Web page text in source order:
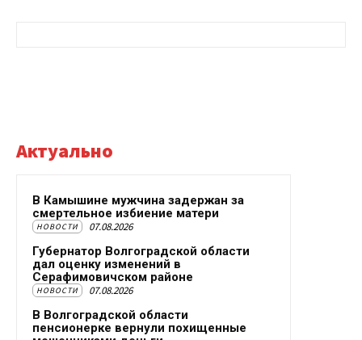
Актуально
В Камышине мужчина задержан за
смертельное избиение матери
НОВОСТИ 07.08.2026
Губернатор Волгоградской области
дал оценку изменений в
Серафимовичском районе
НОВОСТИ 07.08.2026
В Волгоградской области
пенсионерке вернули похищенные